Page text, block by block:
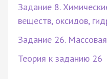
Задание 8.
веществ, оксидов,
Задание 26.
Теория к заданию 26